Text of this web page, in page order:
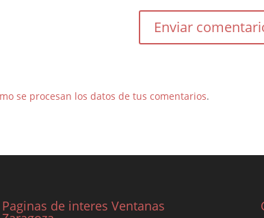
se procesan los datos de tus comentarios.
Paginas de interes Ventanas